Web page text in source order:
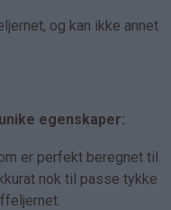
og kan ikke annet
egenskaper:
er perfekt beregnet til
nok til passe tykke